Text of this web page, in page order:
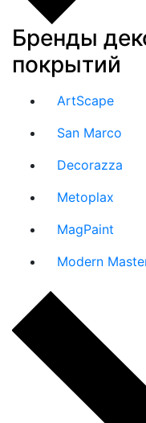
Бренды
покрытий
ArtScape
San Marco
Decorazza
Metoplax
MagPaint
Modern